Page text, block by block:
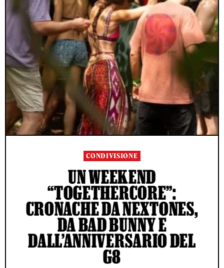
CONDIVISIONE
UN WEEKEND
“TOGETHERCORE”:
CRONACHE DA NEXTONES,
DA BAD BUNNY E
DALL’ANNIVERSARIO DEL
G8